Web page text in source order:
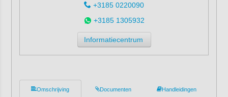
+3185 0220090
+3185 1305932
Informatiecentrum
Omschrijving Documenten Handleidingen